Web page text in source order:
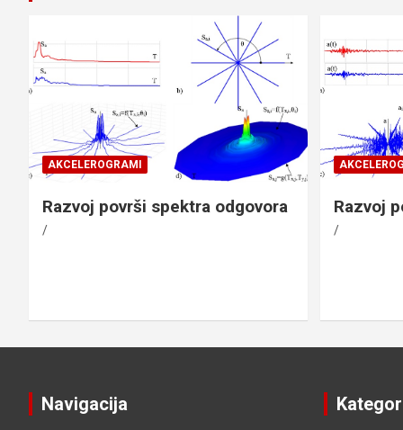
AKCELEROGRAMI
Razvoj površi spektra odgovora Razvoj
Navigacija